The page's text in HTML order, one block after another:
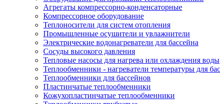
Агрегаты компрессорно-конденсаторные
Компрессорное оборудование
Теплоносители для систем отопления
Промышленные осушители и увлажнители
Электрические водонагреватели для бассейна
Сосуды высокого давления
Тепловые насосы для нагрева или охлаждения воды
Теплообменники - нагреватели температуры для
Теплообменники для бассейнов
Пластинчатые теплообменники
Кожухопластинчатые теплообменники